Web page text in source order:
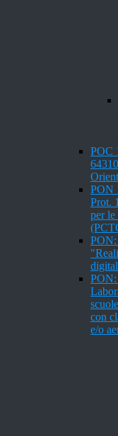
POC
PON
Prot.
per le
con
e/o